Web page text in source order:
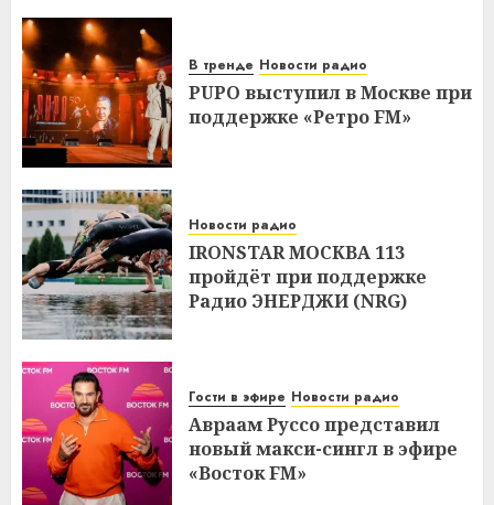
В тренде Новости радио
PUPO выступил в Москве при
поддержке «Ретро FM»
Новости радио
IRONSTAR МОСКВА 113
пройдёт при поддержке
Радио ЭНЕРДЖИ (NRG)
Гости в эфире Новости радио
Авраам Руссо представил
новый макси-сингл в эфире
«Восток FM»